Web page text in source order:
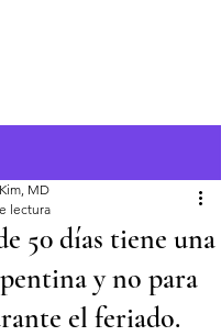
50 días tiene una
y no para
el feriado.
MD
lectura